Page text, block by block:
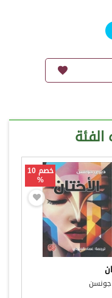
خصم 10
%